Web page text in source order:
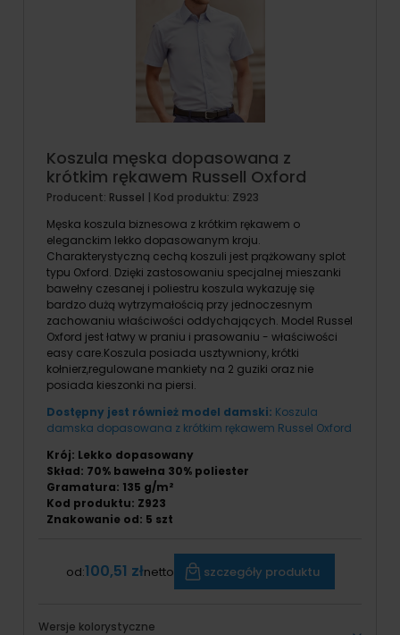
Koszula męska dopasowana z
krótkim rękawem Russell Oxford
Producent: Russel | Kod produktu: Z923
Męska koszula biznesowa z krótkim rękawem o
eleganckim lekko dopasowanym kroju.
Charakterystyczną cechą koszuli jest prążkowany splot
typu Oxford. Dzięki zastosowaniu specjalnej mieszanki
bawełny czesanej i poliestru koszula wykazuję się
bardzo dużą wytrzymałością przy jednoczesnym
zachowaniu właściwości oddychających. Model Russel
Oxford jest łatwy w praniu i prasowaniu - właściwości
easy care.Koszula posiada usztywniony, krótki
kołnierz,regulowane mankiety na 2 guziki oraz nie
posiada kieszonki na piersi.
Dostępny jest również model damski: Koszula
damska dopasowana z krótkim rękawem Russel Oxford
Krój: Lekko dopasowany
Skład: 70% bawełna 30% poliester
Gramatura: 135 g/m²
Kod produktu: Z923
Znakowanie od: 5 szt
od:100,51 złnetto szczegóły produktu
Wersje kolorystyczne